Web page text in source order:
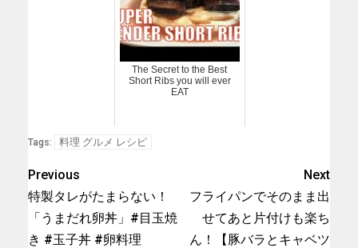
The Secret to the Best
Short Ribs you will ever
EAT
Tags: 料理 グルメ レシピ
Previous
特製タレがたまらない！
「うまだれ卵丼」#目玉焼
き #玉子丼 #卵料理
Next
フライパンでそのまま出
せてあと片付けも楽ち
ん！【豚バラとキャベツ